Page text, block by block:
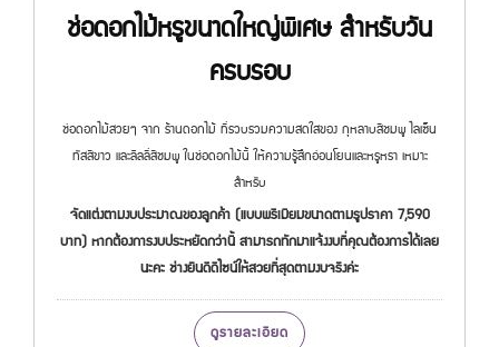
ช่อดอกไม้หรูขนาดใหญ่พิเศษ สำหรับวัน
ครบรอบ
ช่อดอกไม้สวยๆ จาก ร้านดอกไม้ ที่รวบรวมความสดใสของ กุหลาบสีชมพู ไลเซ็น
ทัสสีขาว และลิลลี่สีชมพู ในช่อดอกไม้นี้ ให้ความรู้สึกอ่อนโยนและหรูหรา เหมาะ
สำหรับ
จัดแต่งตามงบประมาณของลูกค้า (แบบพรีเมียมขนาดตามรูปราคา 7,590
บาท) หากต้องการงบประหยัดกว่านี้ สามารถทักมาแจ้งงบที่คุณต้องการได้เลย
นะคะ ช่างยินดีดีไซน์ให้สวยที่สุดตามงบจริงค่ะ
ดูรายละเอียด